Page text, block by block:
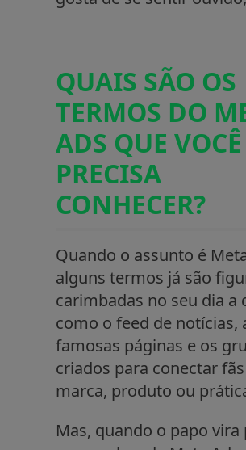
QUAIS SÃO OS
TERMOS DO
ADS QUE VOCÊ
PRECISA
CONHECER?
Quando o assunto é
alguns termos já são
carimbadas no seu dia a
como o feed de notícias,
famosas páginas e os
criados para conectar
marca, produto ou
Mas, quando o papo vira